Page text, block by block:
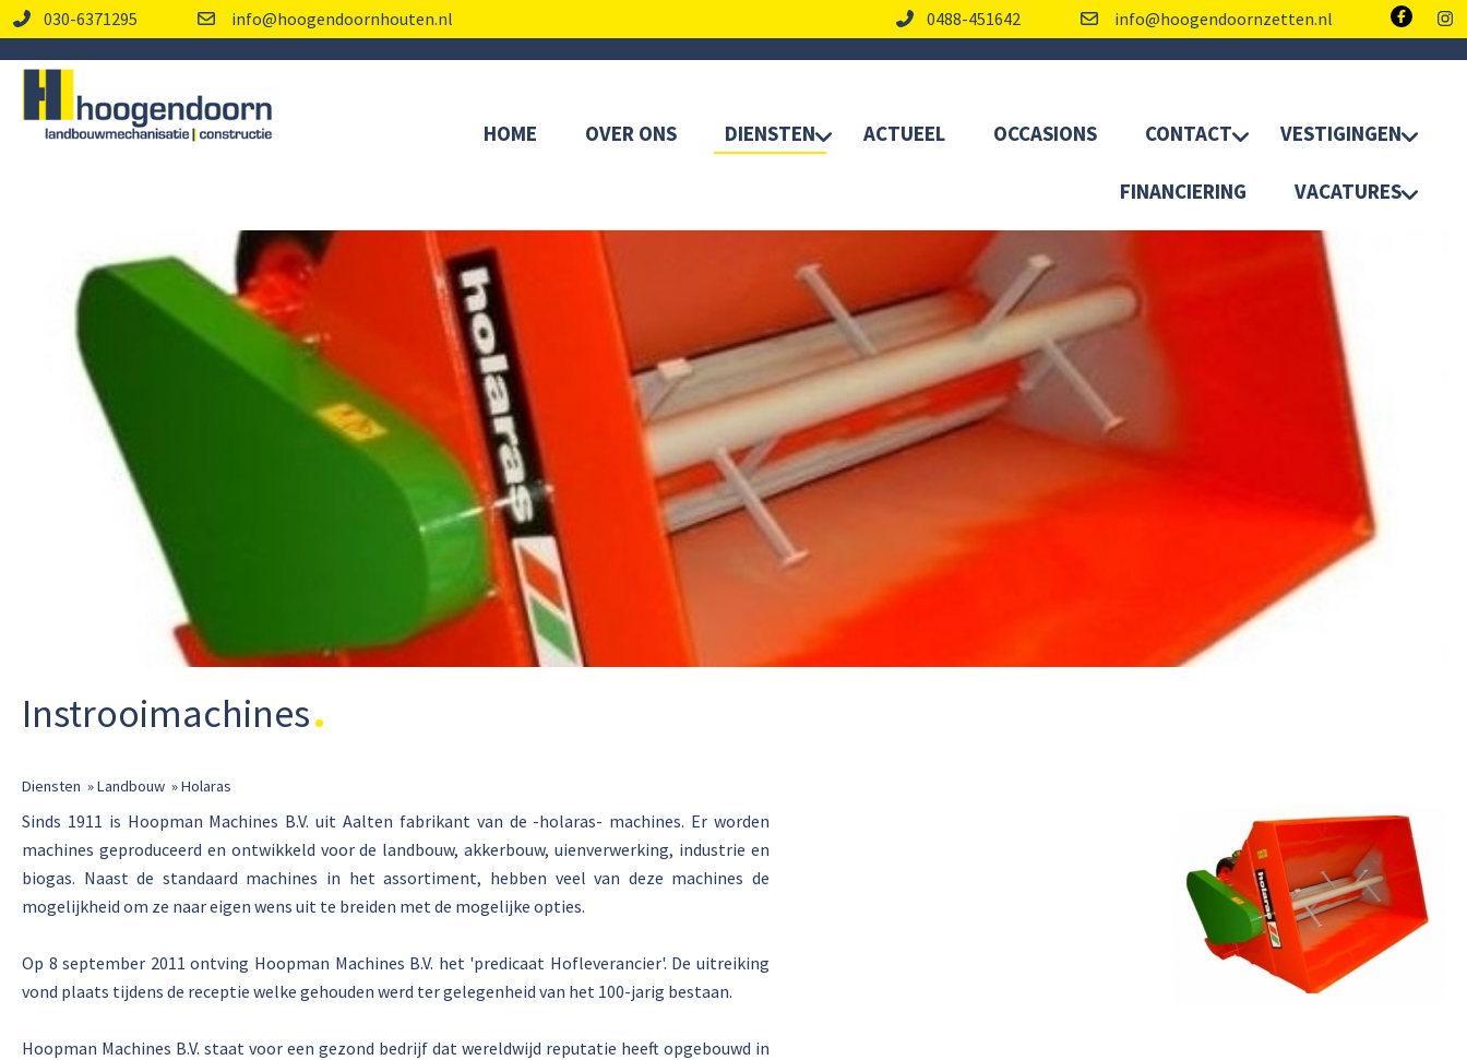
030-6371295 info@hoogendoornhouten.nl 0488-451642 info@hoogendoornzetten.nl
HOME OVER ONS DIENSTEN ACTUEEL OCCASIONS CONTACT VESTIGINGEN
FINANCIERING VACATURES
Instrooimachines
Diensten »Landbouw »Holaras
Sinds 1911 is Hoopman Machines B.V. uit Aalten fabrikant van de -holaras- machines. Er worden
machines geproduceerd en ontwikkeld voor de landbouw, akkerbouw, uienverwerking, industrie en
biogas. Naast de standaard machines in het assortiment, hebben veel van deze machines de
mogelijkheid om ze naar eigen wens uit te breiden met de mogelijke opties.
Op 8 september 2011 ontving Hoopman Machines B.V. het 'predicaat Hofleverancier'. De uitreiking
vond plaats tijdens de receptie welke gehouden werd ter gelegenheid van het 100-jarig bestaan.
Hoopman Machines B.V. staat voor een gezond bedrijf dat wereldwijd reputatie heeft opgebouwd in